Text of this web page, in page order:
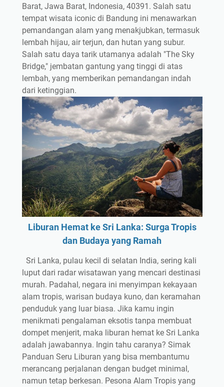
Barat, Jawa Barat, Indonesia, 40391. Salah satu
tempat wisata iconic di Bandung ini menawarkan
pemandangan alam yang menakjubkan, termasuk
lembah hijau, air terjun, dan hutan yang subur.
Salah satu daya tarik utamanya adalah "The Sky
Bridge," jembatan gantung yang tinggi di atas
lembah, yang memberikan pemandangan indah
dari ketinggian.
Liburan Hemat ke Sri Lanka: Surga Tropis
dan Budaya yang Ramah
Sri Lanka, pulau kecil di selatan India, sering kali
luput dari radar wisatawan yang mencari destinasi
murah. Padahal, negara ini menyimpan kekayaan
alam tropis, warisan budaya kuno, dan keramahan
penduduk yang luar biasa. Jika kamu ingin
menikmati pengalaman eksotis tanpa membuat
dompet menjerit, maka liburan hemat ke Sri Lanka
adalah jawabannya. Ingin tahu caranya? Simak
Panduan Seru Liburan yang bisa membantumu
merancang perjalanan dengan budget minimal,
namun tetap berkesan. Pesona Alam Tropis yang